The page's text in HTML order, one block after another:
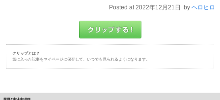
Posted at 2022年12月21日 by ヘロヒロ
クリップとは？
気に入った記事をマイページに保存して、いつでも見られるようになります。